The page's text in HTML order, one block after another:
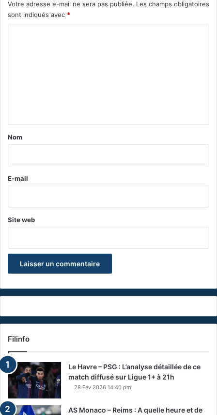
Votre adresse e-mail ne sera pas publiée. Les champs obligatoires
sont indiqués avec *
a
e
Nom
E-mail
Site web
Filinfo
Le Havre – PSG : L’analyse détaillée de ce
match diffusé sur Ligue 1+ à 21h
28 Fév 2026 14:40 pm
AS Monaco – Reims : A quelle heure et de